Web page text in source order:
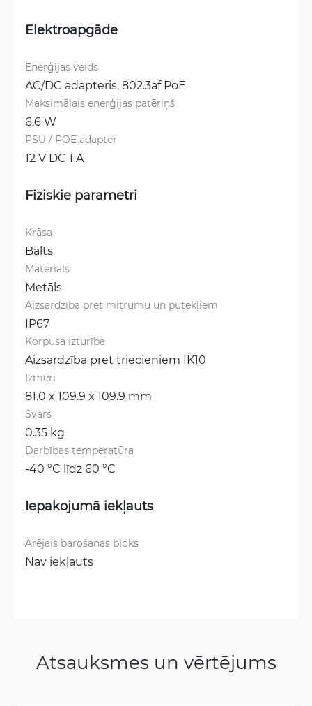
Elektroapgāde
Enerģijas veids
AC/DC adapteris, 802.3af PoE
Maksimālais enerģijas patēriņš
6.6 W
PSU / POE adapter
12 V DC 1 A
Fiziskie parametri
Krāsa
Balts
Materiāls
Metāls
Aizsardzība pret mitrumu un putekļiem
IP67
Korpusa izturība
Aizsardzība pret triecieniem IK10
Izmēri
81.0 x 109.9 x 109.9 mm
Svars
0.35 kg
Darbības temperatūra
-40 °C līdz 60 °C
Iepakojumā iekļauts
Ārējais barošanas bloks
Nav iekļauts
Atsauksmes un vērtējums